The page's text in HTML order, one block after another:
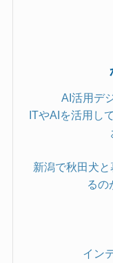
AI活用デ
ITやAIを活用し
新潟で秋田犬
るの
イン